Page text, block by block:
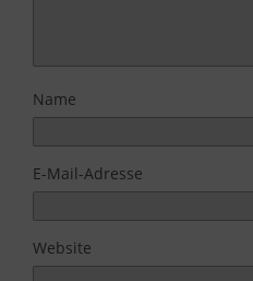
Name
E-Mail-Adresse
Website